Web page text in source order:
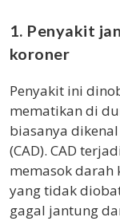
1. Penyakit
koroner
Penyakit ini
mematikan di
biasanya
(CAD). CAD
memasok darah
yang tidak
gagal jantung